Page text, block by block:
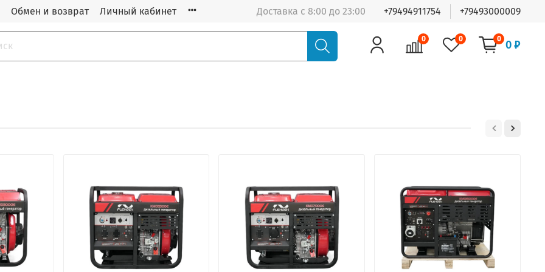
Обмен и возврат Личный кабинет Доставка с 8:00 до 23:00 +79494911754 +79493000009
0 0 0 0 ₽